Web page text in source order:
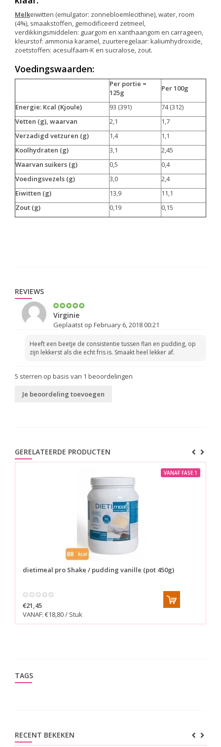
Melkeiwitten (emulgator: zonnebloemlecithine), water, room
(4%), smaakstoffen, gemodificeerd zetmeel,
verdikkingsmiddelen: guargom en xanthaangom en carrageen,
kleurstof: ammonia karamel, zuurteregelaar: kaliumhydroxide,
zoetstoffen: acesulfaam-K en sucralose, zout.
Voedingswaarden:
Per portie =
125g
Per 100g
Energie: Kcal (Kjoule) 93 (391)
74 (312)
Vetten (g), waarvan
2,1
1,7
Verzadigd vetzuren (g)
1,4
1,1
Koolhydraten (g)
3,1
2,45
Waarvan suikers (g)
0,5
0,4
Voedingsvezels (g)
3,0
2,4
Eiwitten (g)
13,9
11,1
Zout (g)
0,19 0,15
REVIEWS
Virginie
Geplaatst op February 6, 2018 00:21
Heeft een beetje de consistentie tussen flan en pudding, op
zijn lekkerst als die echt fris is. Smaakt heel lekker af.
5 sterren op basis van 1 beoordelingen
Je beoordeling toevoegen
GERELATEERDE PRODUCTEN
VANAF FASE 1
dietimeal pro Shake / pudding vanille (pot 450g)
€21,45
VANAF: €18,80 / Stuk
TAGS
RECENT BEKEKEN